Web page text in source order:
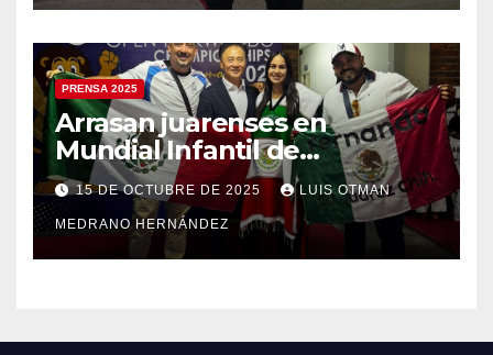
PRENSA 2025
Arrasan juarenses en
Mundial Infantil de
Taekwondo
15 DE OCTUBRE DE 2025 LUIS OTMAN
MEDRANO HERNÁNDEZ